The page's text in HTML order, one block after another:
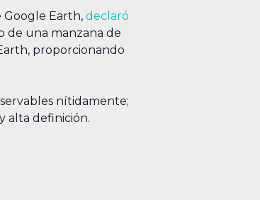
Google Earth, declaró
de una manzana de
proporcionando
nítidamente;
alta definición.